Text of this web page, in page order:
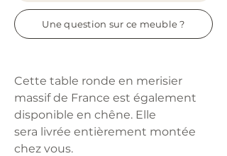
Une question sur ce meuble ?
Cette table ronde en merisier
massif de France est également
disponible en chêne. Elle
sera livrée entièrement montée
chez vous.